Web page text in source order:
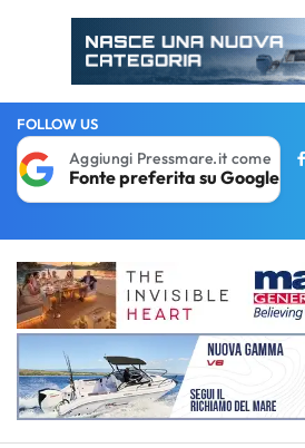
FOLLOW US
Aggiungi Pressmare.it come
Fonte preferita su Google